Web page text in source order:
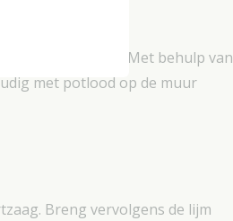
van uw muur op. Met behulp van
met potlood op de muur
Breng vervolgens de lijm